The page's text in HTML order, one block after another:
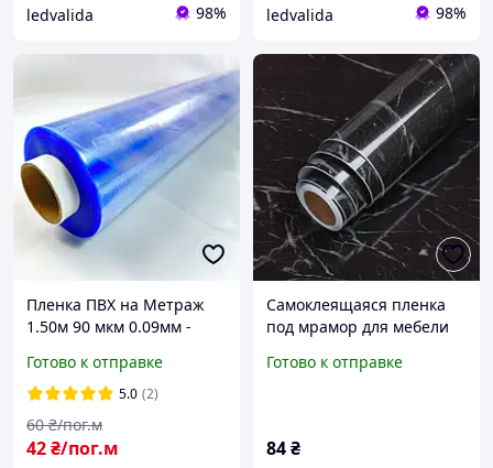
ledvalida 98% ledvalida 98%
Пленка ПВХ на Метраж
1.50м 90 мкм 0.09мм -
силикон, Гибкое стекло,
мягкое стекло
Готово к отправке
5.0 (2)
42₴/пог.м
60 ₴/пог.м
Самоклеящаяся пленка
под мрамор для мебели
Готово к отправке
84₴